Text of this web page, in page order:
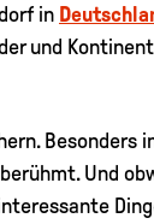
in
und
Besonders
Und